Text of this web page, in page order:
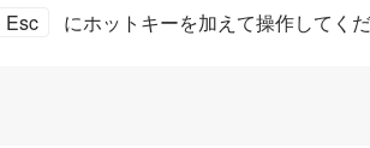
Esc にホットキーを加えて操作してく